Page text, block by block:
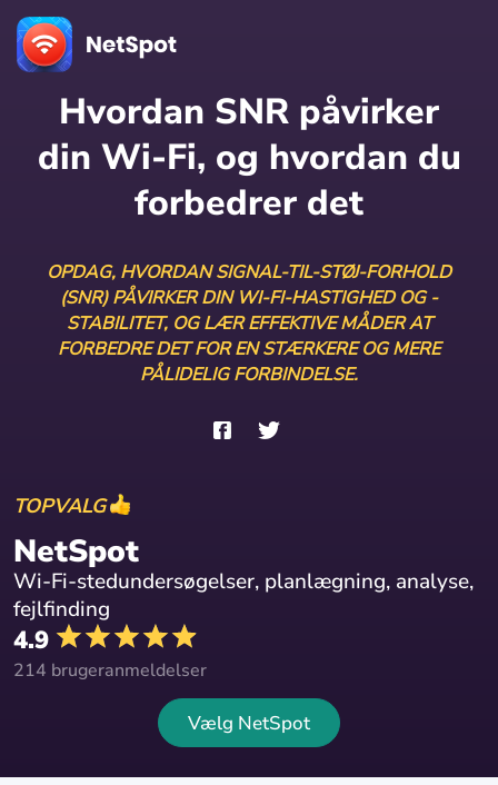
Hvordan SNR påvirker
din Wi-Fi, og hvordan du
forbedrer det
OPDAG, HVORDAN SIGNAL-TIL-STØJ-FORHOLD
(SNR) PÅVIRKER DIN WI-FI-HASTIGHED OG -
STABILITET, OG LÆR EFFEKTIVE MÅDER AT
FORBEDRE DET FOR EN STÆRKERE OG MERE
PÅLIDELIG FORBINDELSE.
TOPVALG
NetSpot
Wi-Fi-stedundersøgelser, planlægning, analyse,
fejlfinding
4.9
214 brugeranmeldelser
Vælg NetSpot